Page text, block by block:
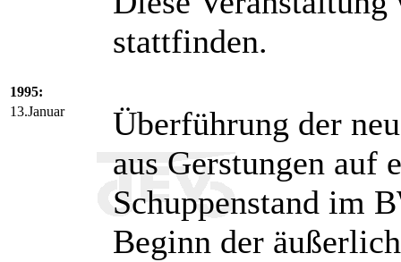
stattfinden.
1995:
13.Januar
Überführung der
aus Gerstungen auf
Schuppenstand im
Beginn der